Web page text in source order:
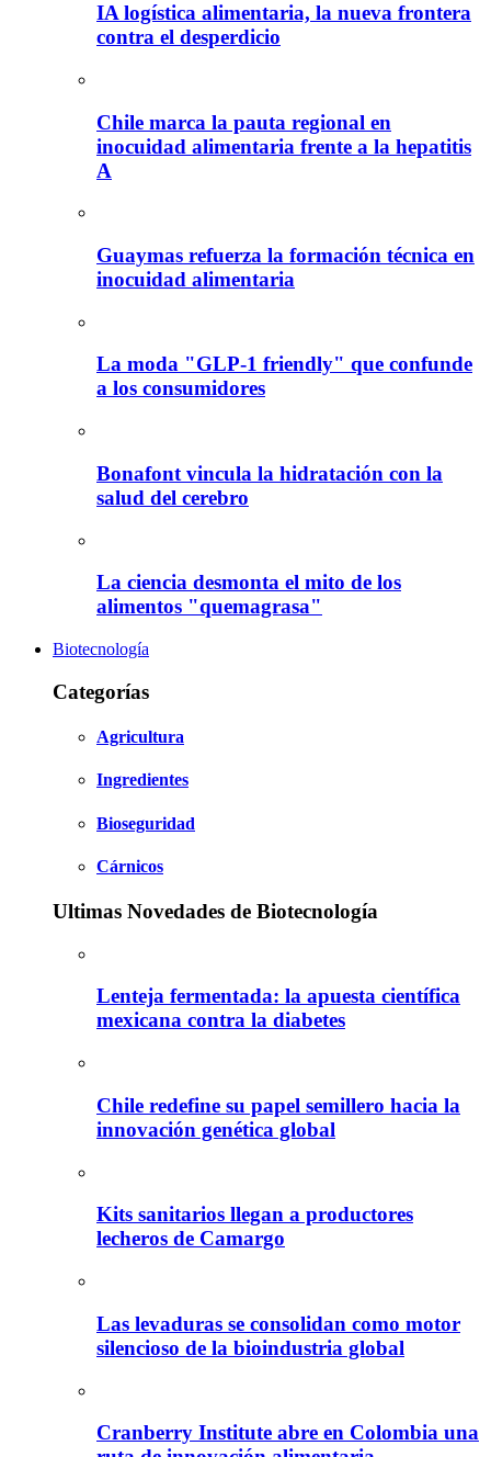
IA logística alimentaria, la nueva frontera
contra el desperdicio
Chile marca la pauta regional en
inocuidad alimentaria frente a la hepatitis
A
Guaymas refuerza la formación técnica en
inocuidad alimentaria
La moda "GLP-1 friendly" que confunde
a los consumidores
Bonafont vincula la hidratación con la
salud del cerebro
La ciencia desmonta el mito de los
alimentos "quemagrasa"
Biotecnología
Categorías
Agricultura
Ingredientes
Bioseguridad
Cárnicos
Ultimas Novedades de Biotecnología
Lenteja fermentada: la apuesta científica
mexicana contra la diabetes
Chile redefine su papel semillero hacia la
innovación genética global
Kits sanitarios llegan a productores
lecheros de Camargo
Las levaduras se consolidan como motor
silencioso de la bioindustria global
Cranberry Institute abre en Colombia una